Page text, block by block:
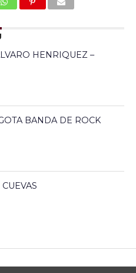
HENRIQUEZ –
BANDA DE ROCK